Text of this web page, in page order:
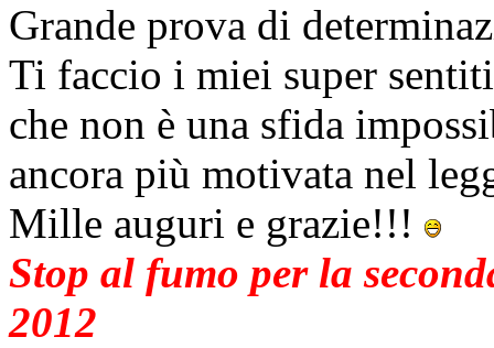
Grande prova di
Ti faccio i miei super
che non è una sfida
ancora più motivata nel
Mille auguri e grazie!!!
Stop al fumo per la
2012